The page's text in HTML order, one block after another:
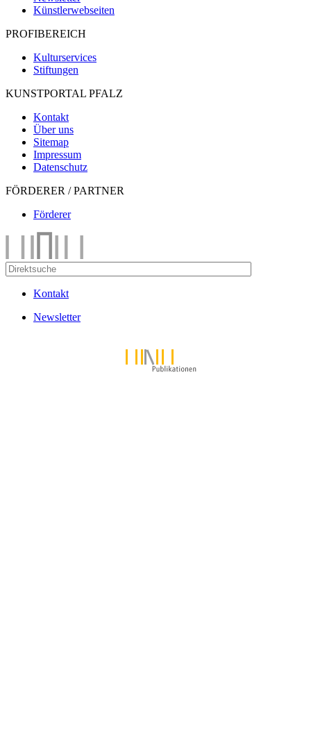
Künstlerwebseiten
PROFIBEREICH
Kulturservices
Stiftungen
KUNSTPORTAL PFALZ
Kontakt
Über uns
Sitemap
Impressum
Datenschutz
FÖRDERER / PARTNER
Förderer
Kontakt
Newsletter